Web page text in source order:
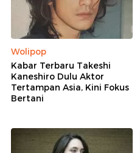
Wolipop
Kabar Terbaru Takeshi
Kaneshiro Dulu Aktor
Tertampan Asia, Kini Fokus
Bertani